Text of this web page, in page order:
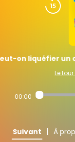
on liquéfier un
Le
00:00
Suivant | À